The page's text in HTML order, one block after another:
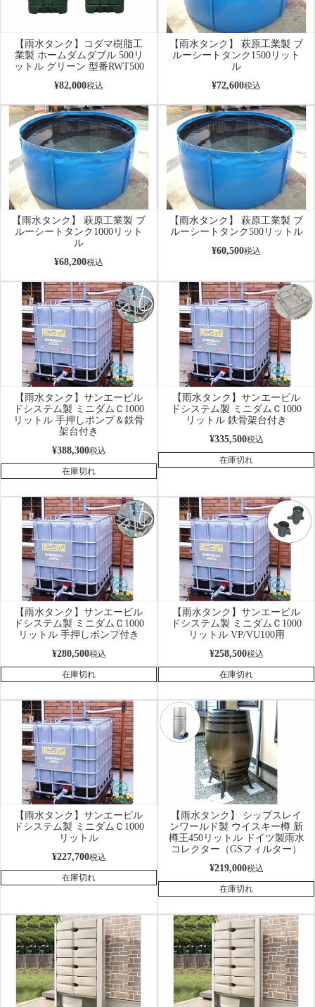
【雨水タンク】コダマ樹脂工
業製 ホームダムダブル 500リ
ットル グリーン 型番RWT500
¥82,000税込
【雨水タンク】 萩原工業製 ブ
ルーシートタンク1500リット
ル
¥72,600税込
【雨水タンク】 萩原工業製 ブ
ルーシートタンク1000リット
ル
¥68,200税込
【雨水タンク】 萩原工業製 ブ
ルーシートタンク500リットル
¥60,500税込
【雨水タンク】サンエービル
ドシステム製 ミニダムＣ1000
リットル 手押しポンプ＆鉄骨
架台付き
¥388,300税込
在庫切れ
【雨水タンク】サンエービル
ドシステム製 ミニダムＣ1000
リットル 鉄骨架台付き
¥335,500税込
在庫切れ
【雨水タンク】サンエービル
ドシステム製 ミニダムＣ1000
リットル 手押しポンプ付き
¥280,500税込
在庫切れ
【雨水タンク】サンエービル
ドシステム製 ミニダムＣ1000
リットル VP/VU100用
¥258,500税込
在庫切れ
【雨水タンク】サンエービル
ドシステム製 ミニダムＣ1000
リットル
¥227,700税込
在庫切れ
【雨水タンク】 シップスレイ
ンワールド製 ウイスキー樽 新
樽王450リットル ドイツ製雨水
コレクター（GSフィルター）
¥219,000税込
在庫切れ